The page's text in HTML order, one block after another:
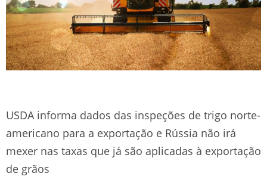
USDA informa dados das inspeções de trigo norte-
americano para a exportação e Rússia não irá
mexer nas taxas que já são aplicadas à exportação
de grãos